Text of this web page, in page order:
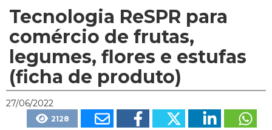
Tecnologia ReSPR para
comércio de frutas,
legumes, flores e estufas
(ficha de produto)
27/06/2022
2128